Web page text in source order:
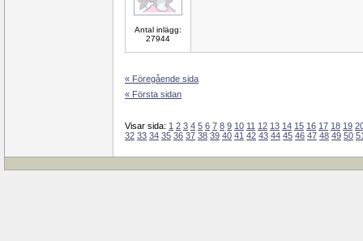
Antal inlägg:
27944
« Föregående sida
« Första sidan
Visar sida: 1 2 3 4 5 6 7 8 9 10 11 12 13 14 15 16 17 18 19
32 33 34 35 36 37 38 39 40 41 42 43 44 45 46 47 48 49 50